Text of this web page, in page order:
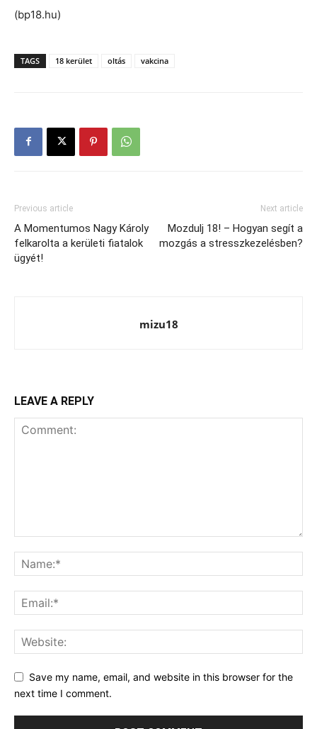
(bp18.hu)
TAGS 18 kerület oltás vakcina
Previous article
A Momentumos Nagy Károly
felkarolta a kerületi fiatalok
ügyét!
Next article
Mozdulj 18! – Hogyan segít a
mozgás a stresszkezelésben?
mizu18
LEAVE A REPLY
Save my name, email, and website in this browser for the
next time I comment.